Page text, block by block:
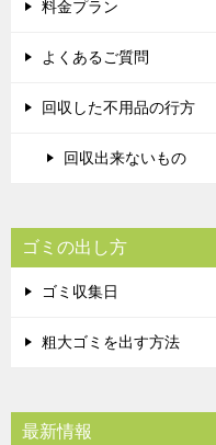
料金プラン
よくあるご質問
回収した不用品の行方
回収出来ないもの
ゴミの出し方
ゴミ収集日
粗大ゴミを出す方法
最新情報